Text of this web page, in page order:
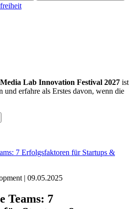
Media Lab Innovation Festival 2027 ist
und erfahre als Erstes davon, wenn die
7 Erfolgsfaktoren für Startups &
| 09.05.2025
Teams: 7